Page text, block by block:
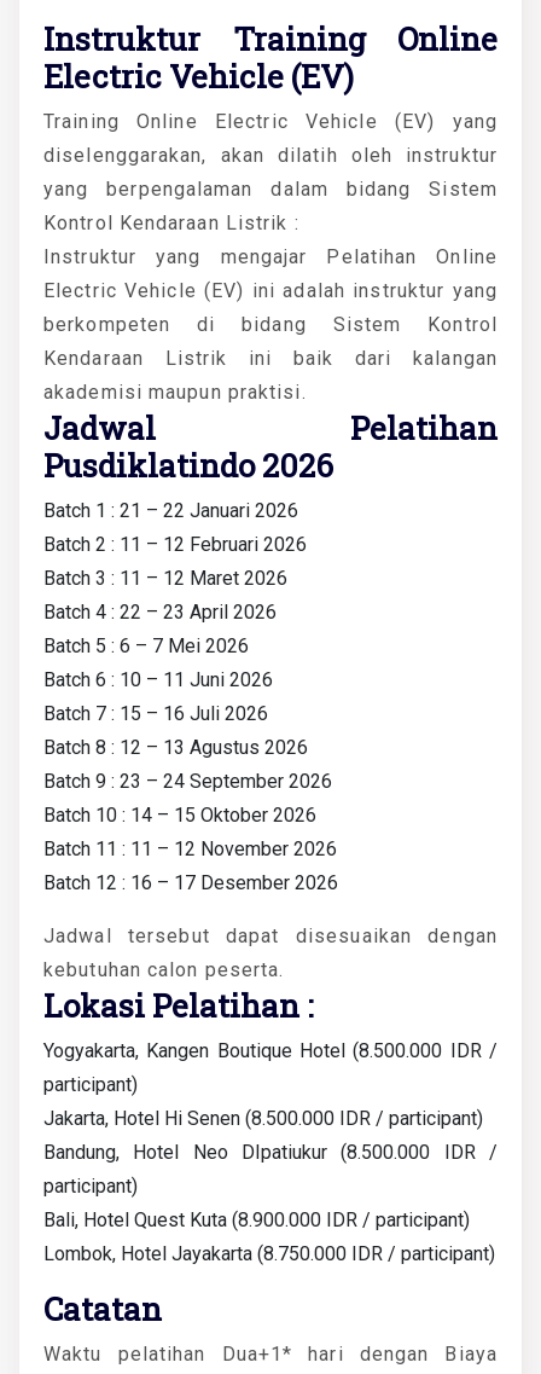
Instruktur Training Online
Electric Vehicle (EV)
Training Online Electric Vehicle (EV) yang
diselenggarakan, akan dilatih oleh instruktur
yang berpengalaman dalam bidangSistem
Kontrol Kendaraan Listrik :
Instruktur yang mengajar Pelatihan Online
Electric Vehicle (EV) ini adalah instruktur yang
berkompeten di bidang Sistem Kontrol
Kendaraan Listrik ini baik dari kalangan
akademisi maupun praktisi.
Jadwal Pelatihan
Pusdiklatindo 2026
Batch 1 : 21 – 22 Januari 2026
Batch 2 : 11 – 12 Februari 2026
Batch 3 : 11 – 12 Maret 2026
Batch 4 : 22 – 23 April 2026
Batch 5 : 6 – 7 Mei 2026
Batch 6 : 10 – 11 Juni 2026
Batch 7 : 15 – 16 Juli 2026
Batch 8 : 12 – 13 Agustus 2026
Batch 9 : 23 – 24 September 2026
Batch 10 : 14 – 15 Oktober 2026
Batch 11 : 11 – 12 November 2026
Batch 12 : 16 – 17 Desember 2026
Jadwal tersebut dapat disesuaikan dengan
kebutuhan calon peserta.
Lokasi Pelatihan :
Yogyakarta, Kangen Boutique Hotel (8.500.000 IDR /
participant)
Jakarta, Hotel Hi Senen (8.500.000 IDR / participant)
Bandung, Hotel Neo DIpatiukur (8.500.000 IDR /
participant)
Bali, Hotel Quest Kuta (8.900.000 IDR / participant)
Lombok, Hotel Jayakarta (8.750.000 IDR / participant)
Catatan
Waktu pelatihan Dua+1* hari dengan Biaya